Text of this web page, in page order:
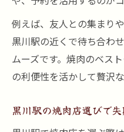
例えば、友人との集まり
黒川駅の近くで待ち合わ
ムーズです。焼肉のベス
の利便性を活かして贅沢
黒川駅の焼肉店選びで